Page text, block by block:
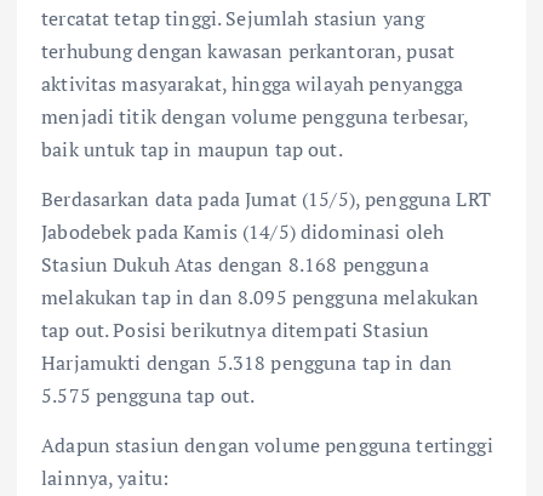
tercatat tetap tinggi. Sejumlah stasiun yang
terhubung dengan kawasan perkantoran, pusat
aktivitas masyarakat, hingga wilayah penyangga
menjadi titik dengan volume pengguna terbesar,
baik untuk tap in maupun tap out.
Berdasarkan data pada Jumat (15/5), pengguna LRT
Jabodebek pada Kamis (14/5) didominasi oleh
Stasiun Dukuh Atas dengan 8.168 pengguna
melakukan tap in dan 8.095 pengguna melakukan
tap out. Posisi berikutnya ditempati Stasiun
Harjamukti dengan 5.318 pengguna tap in dan
5.575 pengguna tap out.
Adapun stasiun dengan volume pengguna tertinggi
lainnya, yaitu: